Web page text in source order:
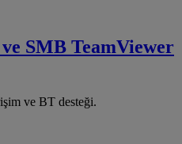
SMB TeamViewer
ve BT desteği.